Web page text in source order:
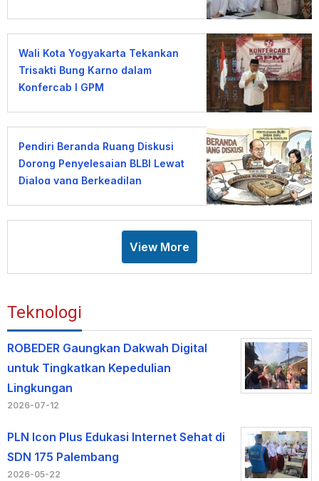
Wali Kota Yogyakarta Tekankan
Trisakti Bung Karno dalam
Konfercab I GPM
Pendiri Beranda Ruang Diskusi
Dorong Penyelesaian BLBI Lewat
Dialog yang Berkeadilan
View More
Teknologi
ROBEDER Gaungkan Dakwah Digital
untuk Tingkatkan Kepedulian
Lingkungan
2026-07-12
PLN Icon Plus Edukasi Internet Sehat di
SDN 175 Palembang
2026-05-22